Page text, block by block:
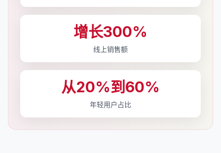
增长300%
线上销售额
从20%到60%
年轻用户占比